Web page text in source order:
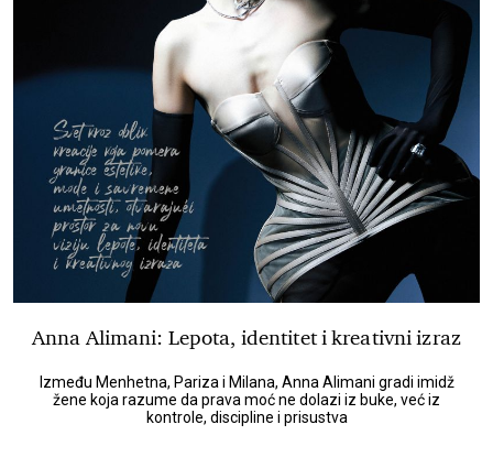
Anna Alimani: Lepota, identitet i kreativni izraz
Između Menhetna, Pariza i Milana, Anna Alimani gradi imidž
žene koja razume da prava moć ne dolazi iz buke, već iz
kontrole, discipline i prisustva